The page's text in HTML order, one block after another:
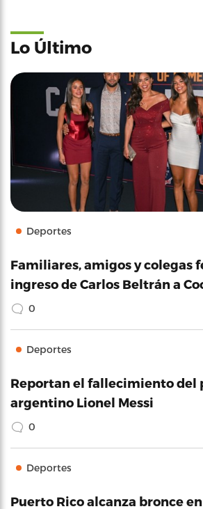
Lo Último
Deportes
Familiares, amigos y colegas
ingreso de Carlos Beltrán a
0
Deportes
Reportan el fallecimiento del
argentino Lionel Messi
0
Deportes
Puerto Rico alcanza bronce